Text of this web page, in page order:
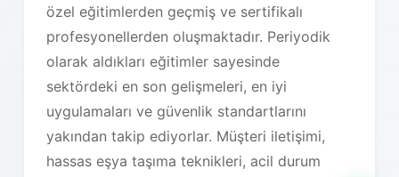
özel eğitimlerden geçmiş ve sertifikalı
profesyonellerden oluşmaktadır. Periyodik
olarak aldıkları eğitimler sayesinde
sektördeki en son gelişmeleri, en iyi
uygulamaları ve güvenlik standartlarını
yakından takip ediyorlar. Müşteri iletişimi,
hassas eşya taşıma teknikleri, acil durum